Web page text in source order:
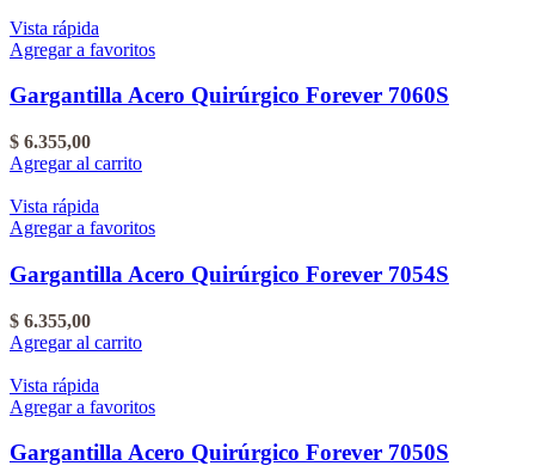
Vista rápida
Agregar a favoritos
Gargantilla Acero Quirúrgico Forever 7060S
$ 6.355,00
Agregar al carrito
Vista rápida
Agregar a favoritos
Gargantilla Acero Quirúrgico Forever 7054S
$ 6.355,00
Agregar al carrito
Vista rápida
Agregar a favoritos
Gargantilla Acero Quirúrgico Forever 7050S